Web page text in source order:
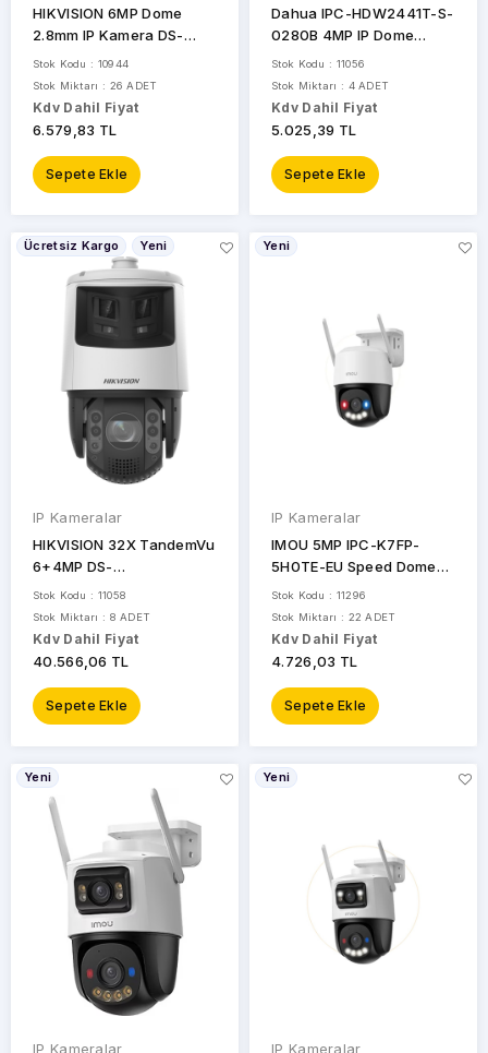
HIKVISION 6MP Dome
2.8mm IP Kamera DS-
2CD1763G2-LIZSU
Stok Kodu : 10944
Stok Miktarı : 26 ADET
Kdv Dahil Fiyat
6.579,83 TL
Sepete Ekle
Dahua IPC-HDW2441T-S-
0280B 4MP IP Dome
Kamera
Stok Kodu : 11056
Stok Miktarı : 4 ADET
Kdv Dahil Fiyat
5.025,39 TL
Sepete Ekle
Ücretsiz Kargo Yeni
IP Kameralar
HIKVISION 32X TandemVu
6+4MP DS-
2SE7C432MWG-EB/26
200metre H265+ Speed
Dome PoE ColorVu
Stok Kodu : 11058
Stok Miktarı : 8 ADET
Kdv Dahil Fiyat
40.566,06 TL
Sepete Ekle
Yeni
IP Kameralar
IMOU 5MP IPC-K7FP-
5H0TE-EU Speed Dome
4G PT Kamera
Stok Kodu : 11296
Stok Miktarı : 22 ADET
Kdv Dahil Fiyat
4.726,03 TL
Sepete Ekle
Yeni
IP Kameralar
Yeni
IP Kameralar